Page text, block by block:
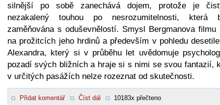
silnější po sobě zanechává dojem, protože je
nezakalený touhou po nesrozumitelnosti, která
zaměňována s oduševnělostí. Smysl Bergmanova filmu
na prožitcích jeho hrdinů a především v pohledu
Alexandra, který si v průběhu let uvědomuje
pozadí svých bližních a hraje si s nimi se svou fantazií,
v určitých pasážích nelze rozeznat od skutečnosti.
Přidat komentář Číst dál 10183x přečteno